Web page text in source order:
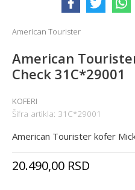
American Tourister
American
Check 31C*29001
KOFERI
Šifra artikla: 31C*29001
American Tourister kofer
20.490,00 RSD